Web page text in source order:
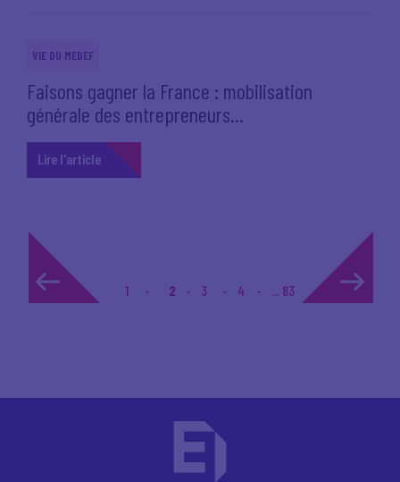
VIE DU MEDEF
Faisons gagner la France : mobilisation
générale des entrepreneurs...
Lire l'article
1 2 3 4 ... 83